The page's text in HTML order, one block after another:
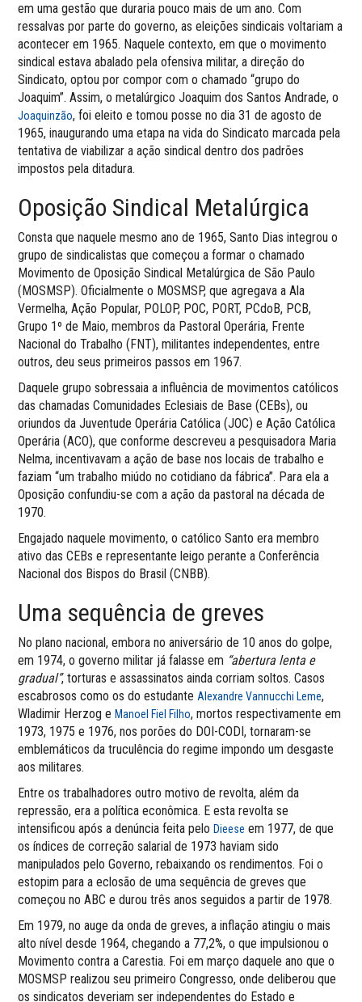
em uma gestão que duraria pouco mais de um ano. Com
ressalvas por parte do governo, as eleições sindicais voltariam a
acontecer em 1965. Naquele contexto, em que o movimento
sindical estava abalado pela ofensiva militar, a direção do
Sindicato, optou por compor com o chamado “grupo do
Joaquim”. Assim, o metalúrgico Joaquim dos Santos Andrade, o
Joaquinzão, foi eleito e tomou posse no dia 31 de agosto de
1965, inaugurando uma etapa na vida do Sindicato marcada pela
tentativa de viabilizar a ação sindical dentro dos padrões
impostos pela ditadura.
Oposição Sindical Metalúrgica
Consta que naquele mesmo ano de 1965, Santo Dias integrou o
grupo de sindicalistas que começou a formar o chamado
Movimento de Oposição Sindical Metalúrgica de São Paulo
(MOSMSP). Oficialmente o MOSMSP, que agregava a Ala
Vermelha, Ação Popular, POLOP, POC, PORT, PCdoB, PCB,
Grupo 1º de Maio, membros da Pastoral Operária, Frente
Nacional do Trabalho (FNT), militantes independentes, entre
outros, deu seus primeiros passos em 1967.
Daquele grupo sobressaia a influência de movimentos católicos
das chamadas Comunidades Eclesiais de Base (CEBs), ou
oriundos da Juventude Operária Católica (JOC) e Ação Católica
Operária (ACO), que conforme descreveu a pesquisadora Maria
Nelma, incentivavam a ação de base nos locais de trabalho e
faziam “um trabalho miúdo no cotidiano da fábrica”. Para ela a
Oposição confundiu-se com a ação da pastoral na década de
1970.
Engajado naquele movimento, o católico Santo era membro
ativo das CEBs e representante leigo perante a Conferência
Nacional dos Bispos do Brasil (CNBB).
Uma sequência de greves
No plano nacional, embora no aniversário de 10 anos do golpe,
em 1974, o governo militar já falasse em “abertura lenta e
gradual”, torturas e assassinatos ainda corriam soltos. Casos
escabrosos como os do estudanteAlexandre Vannucchi Leme,
Wladimir Herzog eManoel Fiel Filho, mortos respectivamente em
1973, 1975 e 1976, nos porões do DOI-CODI, tornaram-se
emblemáticos da truculência do regime impondo um desgaste
aos militares.
Entre os trabalhadores outro motivo de revolta, além da
repressão, era a política econômica. E esta revolta se
intensificou após a denúncia feita peloDieese em 1977, de que
os índices de correção salarial de 1973 haviam sido
manipulados pelo Governo, rebaixando os rendimentos. Foi o
estopim para a eclosão de uma sequência de greves que
começou no ABC e durou três anos seguidos a partir de 1978.
Em 1979, no auge da onda de greves, a inflação atingiu o mais
alto nível desde 1964, chegando a 77,2%, o que impulsionou o
Movimento contra a Carestia. Foi em março daquele ano que o
MOSMSP realizou seu primeiro Congresso, onde deliberou que
os sindicatos deveriam ser independentes do Estado e